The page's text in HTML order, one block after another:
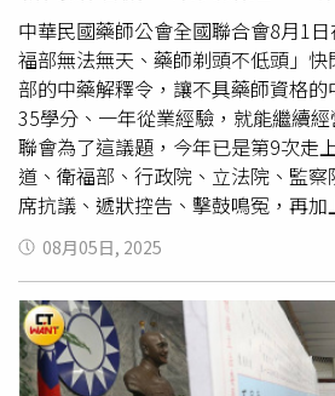
中華民國藥師公會全國聯合會8月1
福部無法無天、藥師剃頭不低頭」
部的中藥解釋令，讓不具藥師資格
35學分、一年從業經驗，就能繼續
聯會為了這議題，今年已是第9次走
道、衛福部、行政院、立法院、監
席抗議、遞狀控告、擊鼓鳴冤，再
志」。還會不會有第10次抗爭？藥
舜（中）給了一個明確的回答： 「
天第九次，我們前後九次，衛福部
為還是要再繼續抗爭。」態度很堅定
車演唱，〈你罵的都對〉📢你罵
就這樣吧 是我不對你罵的都對
08月05日, 2025